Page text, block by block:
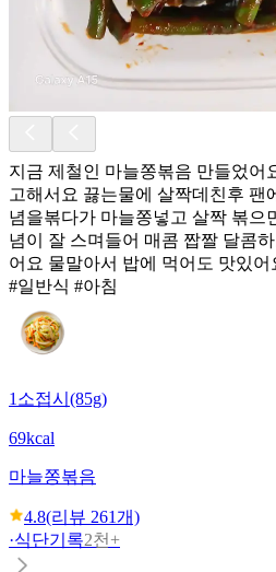
지금 제철인 마늘쫑볶음 만들었어
고해서요 끓는물에 살짝데친후 팬
념을볶다가 마늘쫑넣고 살짝 볶으
념이 잘 스며들어 매콤 짭짤 달콤
어요 물말아서 밥에 먹어도 맛있어
#일반식 #아침
1소접시(85g)
69kcal
마늘쫑볶음
4.8(리뷰 261개)
·식단기록2천+